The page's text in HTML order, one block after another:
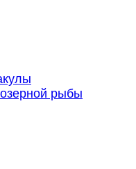
рыбы